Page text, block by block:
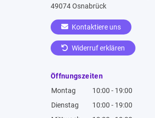
49074 Osnabrück
Kontaktiere uns
Widerruf erklären
Öffnungszeiten
Montag
10:00 - 19:00
Dienstag
10:00 - 19:00